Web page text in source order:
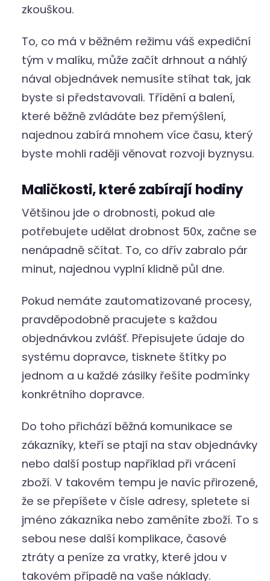
zkouškou.
To, co má v běžném režimu váš expediční
tým v malíku, může začít drhnout a náhlý
nával objednávek nemusíte stíhat tak, jak
byste si představovali. Třídění a balení,
které běžně zvládáte bez přemýšlení,
najednou zabírá mnohem více času, který
byste mohli raději věnovat rozvoji byznysu.
Maličkosti, které zabírají hodiny
Většinou jde o drobnosti, pokud ale
potřebujete udělat drobnost 50x, začne se
nenápadně sčítat. To, co dřív zabralo pár
minut, najednou vyplní klidně půl dne.
Pokud nemáte zautomatizované procesy,
pravděpodobně pracujete s každou
objednávkou zvlášť. Přepisujete údaje do
systému dopravce, tisknete štítky po
jednom a u každé zásilky řešíte podmínky
konkrétního dopravce.
Do toho přichází běžná komunikace se
zákazníky, kteří se ptají na stav objednávky
nebo další postup například při vrácení
zboží. V takovém tempu je navíc přirozené,
že se přepíšete v čísle adresy, spletete si
jméno zákazníka nebo zaměníte zboží. To s
sebou nese další komplikace, časové
ztráty a peníze za vratky, které jdou v
takovém případě na vaše náklady.